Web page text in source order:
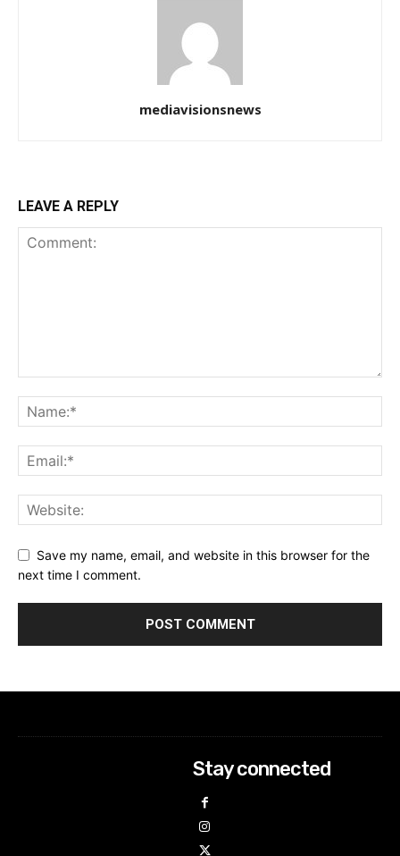
mediavisionsnews
LEAVE A REPLY
Save my name, email, and website in this browser for the
next time I comment.
Stay connected